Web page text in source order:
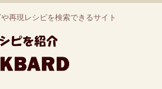
再現レシピを検索できるサイト